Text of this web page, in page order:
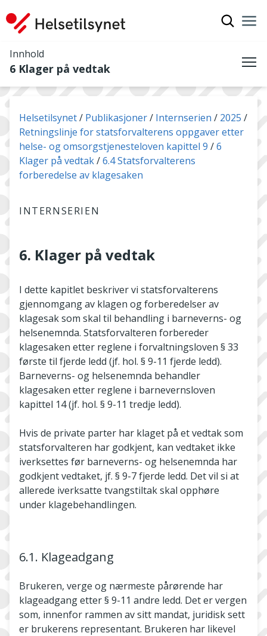
Innhold
6 Klager på vedtak
Du er her:
Helsetilsynet Publikasjoner Internserien
2025
Retningslinje for statsforvalterens oppgaver etter
helse- og omsorgstjenesteloven kapittel 9
6
Klager på vedtak
6.4 Statsforvalterens
forberedelse av klagesaken
INTERNSERIEN
6. Klager på vedtak
I dette kapitlet beskriver vi statsforvalterens
gjennomgang av klagen og forberedelser av
klagesak som skal til behandling i barneverns- og
helsenemnda. Statsforvalteren forbereder
klagesaken etter reglene i forvaltningsloven § 33
første til fjerde ledd (jf. hol. § 9-11 fjerde ledd).
Barneverns- og helsenemnda behandler
klagesaken etter reglene i barnevernsloven
kapittel 14 (jf. hol. § 9-11 tredje ledd).
Hvis de private parter har klaget på et vedtak som
statsforvalteren har godkjent, kan vedtaket ikke
iverksettes før barneverns- og helsenemnda har
godkjent vedtaket, jf. § 9-7 fjerde ledd. Det vil si at
allerede iverksatte tvangstiltak skal opphøre
under klagebehandlingen.
6.1. Klageadgang
Brukeren, verge og nærmeste pårørende har
klageadgang etter § 9-11 andre ledd. Det er vergen
som, innenfor rammen av sitt mandat, juridisk sett
er brukerens representant. Brukeren har likevel